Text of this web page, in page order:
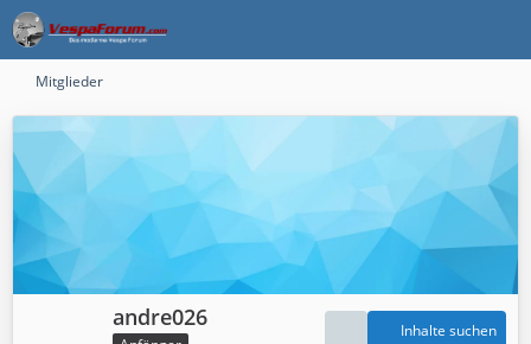
Mitglieder
andre026
Inhalte suchen